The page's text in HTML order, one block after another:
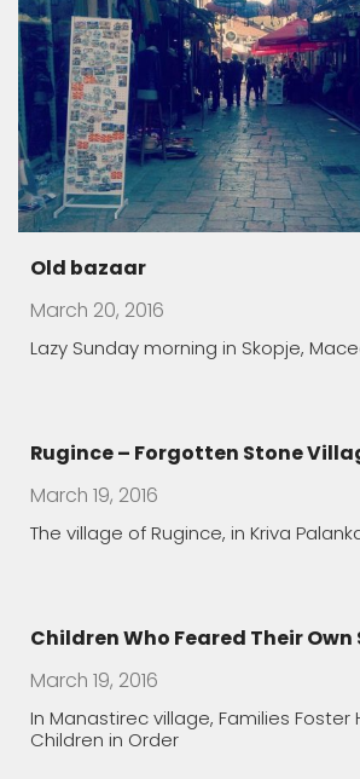
March 19, 2016
The village of Rugince, in Kriva
Children Who Feared Their Own
March 19, 2016
In Manastirec village, Families
The healing features of
March 19, 2016
The water rich in minerals is rarity in